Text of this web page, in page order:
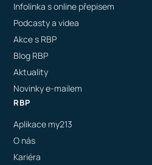
Infolinka s online přepisem
Podcasty a videa
Akce s RBP
Blog RBP
Aktuality
Novinky e-mailem
RBP
Aplikace my213
O nás
Kariéra